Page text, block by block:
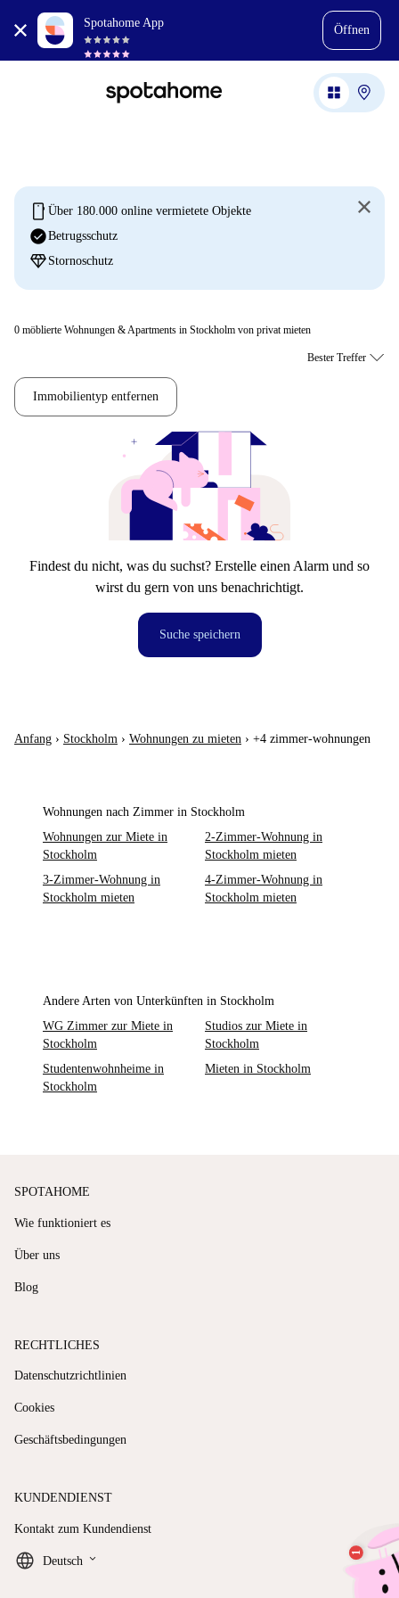
Spotahome App
Öffnen
mobile Über 180.000 online vermietete Objekte
check_circleBetrugsschutz
diamond Stornoschutz
0 möblierte Wohnungen & Apartments in Stockholm von privat mieten
Immobilientyp entfernen
Findest du nicht, was du suchst? Erstelle einen Alarm und so
wirst du gern von uns benachrichtigt.
Suche speichern
Anfang › Stockholm › Wohnungen zu mieten › +4 zimmer-wohnungen
Wohnungen nach Zimmer in Stockholm
Wohnungen zur Miete in
Stockholm
2-Zimmer-Wohnung in
Stockholm mieten
3-Zimmer-Wohnung in
Stockholm mieten
4-Zimmer-Wohnung in
Stockholm mieten
Andere Arten von Unterkünften in Stockholm
WG Zimmer zur Miete in
Stockholm
Studios zur Miete in
Stockholm
Studentenwohnheime in
Stockholm
Mieten in Stockholm
SPOTAHOME
Wie funktioniert es
Über uns
Blog
RECHTLICHES
Datenschutzrichtlinien
Cookies
Geschäftsbedingungen
KUNDENDIENST
Kontakt zum Kundendienst
Deutsch keyboard_arrow_down